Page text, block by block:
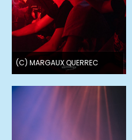
(C) MARGAUX QUERREC